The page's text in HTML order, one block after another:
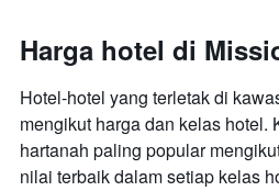
Harga hotel di
Hotel-hotel yang terletak di
mengikut harga dan kelas hotel.
hartanah paling popular
nilai terbaik dalam setiap kelas